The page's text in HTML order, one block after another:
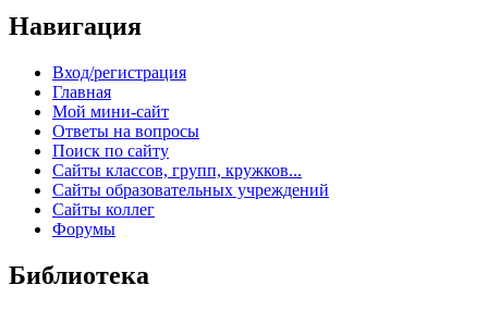
Навигация
Вход/регистрация
Главная
Мой мини-сайт
Ответы на вопросы
Поиск по сайту
Сайты классов, групп, кружков...
Сайты образовательных учреждений
Сайты коллег
Форумы
Библиотека